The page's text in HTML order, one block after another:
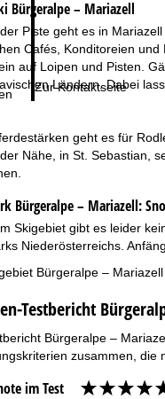
Zur Kontaktseite
Bürgeralpe – Mariazell
Piste geht es in
Cafés, Konditoreien
auf Loipen und Pisten.
Ländern. Dabei
geht es für
Nähe, in St. Sebastian,
Bürgeralpe – Mariazell:
Skigebiet gibt es leider
Niederösterreichs.
Bürgeralpe –
Testbericht
Bürgeralpe –
zusammen, die
im Test